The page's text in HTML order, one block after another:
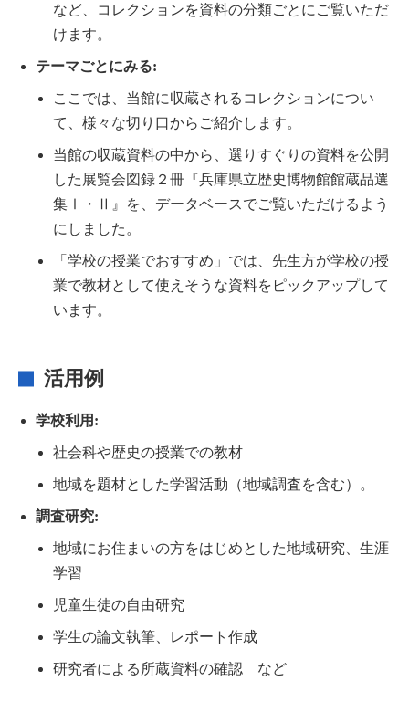
など、コレクションを資料の分類ごとにご覧いただ
けます。
テーマごとにみる:
ここでは、当館に収蔵されるコレクションについ
て、様々な切り口からご紹介します。
当館の収蔵資料の中から、選りすぐりの資料を公開
した展覧会図録２冊『兵庫県立歴史博物館館蔵品選
集Ⅰ・Ⅱ』を、データベースでご覧いただけるよう
にしました。
「学校の授業でおすすめ」では、先生方が学校の授
業で教材として使えそうな資料をピックアップして
います。
活用例
学校利用:
社会科や歴史の授業での教材
地域を題材とした学習活動（地域調査を含む）。
調査研究:
地域にお住まいの方をはじめとした地域研究、生涯
学習
児童生徒の自由研究
学生の論文執筆、レポート作成
研究者による所蔵資料の確認 など